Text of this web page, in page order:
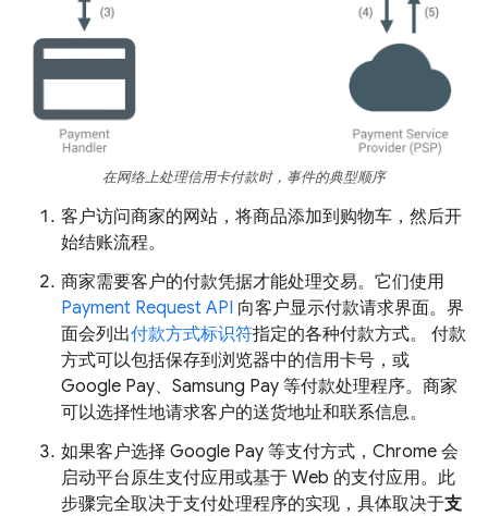
在网络上处理信用卡付款时，事件的典型顺序
客户访问商家的网站，将商品添加到购物车，然后开
始结账流程。
商家需要客户的付款凭据才能处理交易。它们使用
Payment Request API 向客户显示付款请求界面。 界
面会列出付款方式标识符指定的各种付款方式。
付款
方式可以包括保存到浏览器中的信用卡号，或
Google Pay、Samsung Pay 等付款处理程序。商家
可以选择性地请求客户的送货地址和联系信息。
如果客户选择 Google Pay 等支付方式，Chrome 会
启动平台原生支付应用或基于 Web 的支付应用。此
步骤完全取决于支付处理程序的实现，具体取决于支